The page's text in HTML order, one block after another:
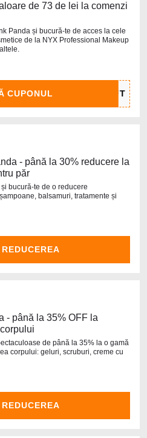
de 73 de lei la comenzi
Panda și bucură-te de acces la cele
de la NYX Professional Makeup
CUPONUL
- până la 30% reducere la
păr
bucură-te de o reducere
balsamuri, tratamente și
- până la 35% OFF la
de până la 35% la o gamă
corpului: geluri, scruburi, creme cu